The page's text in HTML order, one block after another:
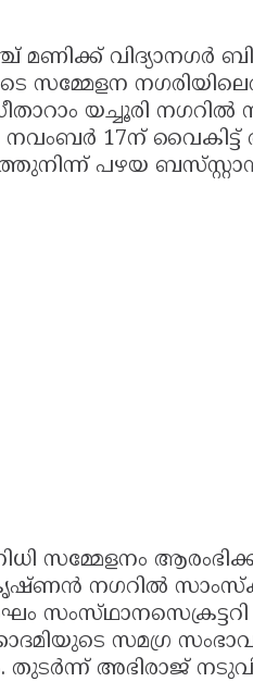
വിദ്യാനഗർ
സമ്മേളന
യച്ചൂരി നഗറിൽ
17ന്
പഴയ
സമ്മേളനം
നഗറിൽ
സമഗ്ര
അഭിരാജ്